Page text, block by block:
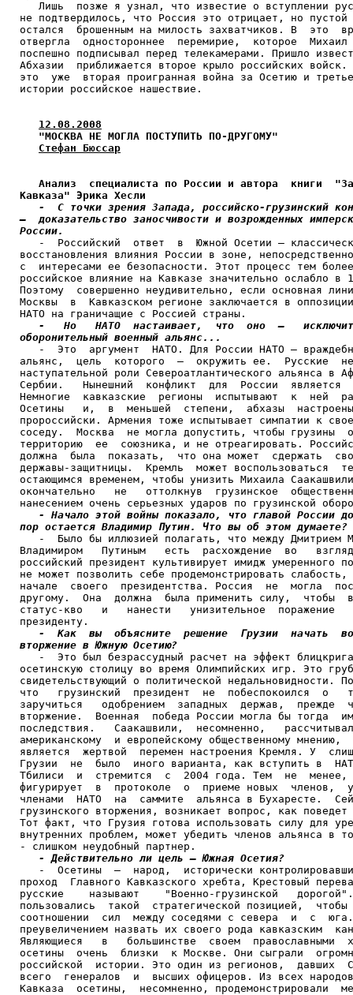
Лишь  позже я узнал, что известие о вступлении
не подтвердилось, что Россия это отрицает, но
остался  брошенным на милость захватчиков. В  это
отвергла  одностороннее  перемирие,  которое  Михаил
поспешно подписывал перед телекамерами. Пришло
Абхазии  приближается второе крыло российских
это  уже  вторая проигранная война за Осетию и
истории российское нашествие.
12.08.2008
"МОСКВА НЕ МОГЛА ПОСТУПИТЬ ПО-ДРУГОМУ"
Стефан Бюссар
Анализ  специалиста по России и автора  книги
Кавказа" Эрика Хесли
-  С точки зрения Запада, российско-грузинский
–  доказательство заносчивости и возрожденных
России.
-  Российский  ответ  в  Южной Осетии –
восстановления влияния России в зоне,
с  интересами ее безопасности. Этот процесс тем
российское влияние на Кавказе значительно ослабло в
Поэтому  совершенно неудивительно, если основная
Москвы  в  Кавказском регионе заключается в
НАТО на граничащие с Россией страны.
-   Но   НАТО  настаивает,  что  оно  –
оборонительный военный альянс...
-  Это  аргумент  НАТО. Для России НАТО –
альянс,  цель  которого  –  окружить ее.  Русские
наступательной роли Североатлантического альянса в
Сербии.   Нынешний  конфликт  для  России  является
Немногие  кавказские  регионы  испытывают  к  ней
Осетины   и,  в  меньшей  степени,  абхазы
пророссийски. Армения тоже испытывает симпатии к
соседу.  Москва  не могла допустить, чтобы грузины
территорию  ее  союзника, и не отреагировать.
должна  была  показать,  что она может  сдержать
державы-защитницы.  Кремль  может воспользоваться
остающимся временем, чтобы унизить Михаила
окончательно   не   оттолкнув  грузинское
нанесением очень серьезных ударов по грузинской
- Начало этой войны показало, что главой России
пор остается Владимир Путин. Что вы об этом думаете?
-  Было бы иллюзией полагать, что между Дмитрием
Владимиром   Путиным   есть  расхождение  во
российский президент культивирует имидж умеренного
не может позволить себе продемонстрировать
начале  своего  президентства. Россия  не  могла
другому.  Она  должна  была применить силу,  чтобы
статус-кво   и   нанести   унизительное  поражение
президенту.
-  Как  вы  объясните  решение  Грузии  начать
вторжение в Южную Осетию?
-  Это был безрассудный расчет на эффект
осетинскую столицу во время Олимпийских игр. Это
свидетельствующий о политической недальновидности.
что   грузинский  президент  не  побеспокоился  о
заручиться   одобрением  западных  держав,  прежде
вторжение.  Военная  победа России могла бы тогда
последствия.   Саакашвили,  несомненно,
американскому  и европейскому общественному мнению,
является  жертвой  перемен настроения Кремля. У
Грузии  не  было  иного варианта, как вступить в
Тбилиси  и  стремится  с  2004 года. Тем  не  менее,
фигурирует  в  протоколе  о  приеме новых  членов,
членами  НАТО  на  саммите  альянса в Бухаресте.
грузинского вторжения, возникает вопрос, как
Тот факт, что Грузия готова использовать силу для
внутренних проблем, может убедить членов альянса в
- слишком неудобный партнер.
- Действительно ли цель – Южная Осетия?
-  Осетины  –  народ,  исторически
проход  Главного Кавказского хребта, Крестовый
русские    называют    "Военно-грузинской
пользовались  такой  стратегической позицией,
соотношении  сил  между соседями с севера  и  с
преувеличением назвать их своего рода кавказским
Являющиеся   в   большинстве  своем  православными
осетины  очень  близки  к Москве. Они сыграли
российской  истории. Это один из регионов,  давших
всего  генералов  и  высших офицеров. Из всех
Кавказа  осетины,  несомненно, продемонстрировали